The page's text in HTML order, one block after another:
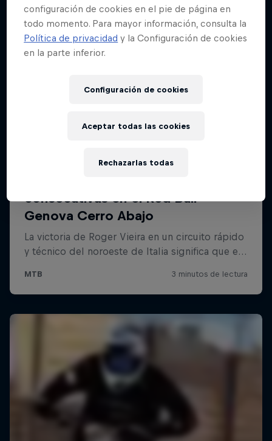
configuración de cookies en el pie de página en
todo momento. Para mayor información, consulta la
Política de privacidad y la Configuración de cookies
en la parte inferior.
Configuración de cookies
Rechazarlas todas
Aceptar todas las cookies